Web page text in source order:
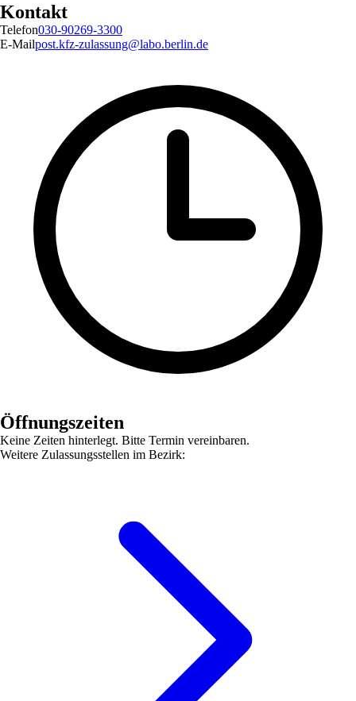
Kontakt
Telefon030-90269-3300
E-Mailpost.kfz-zulassung@labo.berlin.de
Öffnungszeiten
Keine Zeiten hinterlegt. Bitte Termin vereinbaren.
Weitere Zulassungsstellen im Bezirk: